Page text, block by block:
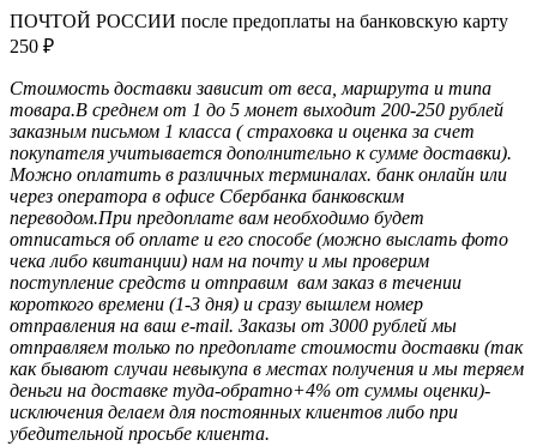
ПОЧТОЙ РОССИИ после предоплаты на банковскую карту
250 ₽
Стоимость доставки зависит от веса, маршрута и типа
товара.В среднем от 1 до 5 монет выходит 200-250 рублей
заказным письмом 1 класса ( страховка и оценка за счет
покупателя учитывается дополнительно к сумме доставки).
Можно оплатить в различных терминалах. банк онлайн или
через оператора в офисе Сбербанка банковским
переводом.При предоплате вам необходимо будет
отписаться об оплате и его способе (можно выслать фото
чека либо квитанции) нам на почту и мы проверим
поступление средств и отправим вам заказ в течении
короткого времени (1-3 дня) и сразу вышлем номер
отправления на ваш e-mail. Заказы от 3000 рублей мы
отправляем только по предоплате стоимости доставки (так
как бывают случаи невыкупа в местах получения и мы теряем
деньги на доставке туда-обратно+4% от суммы оценки)-
исключения делаем для постоянных клиентов либо при
убедительной просьбе клиента.